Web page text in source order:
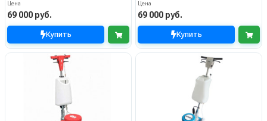
Цена
69 000 руб.
Купить
Цена
69 000 руб.
Купить